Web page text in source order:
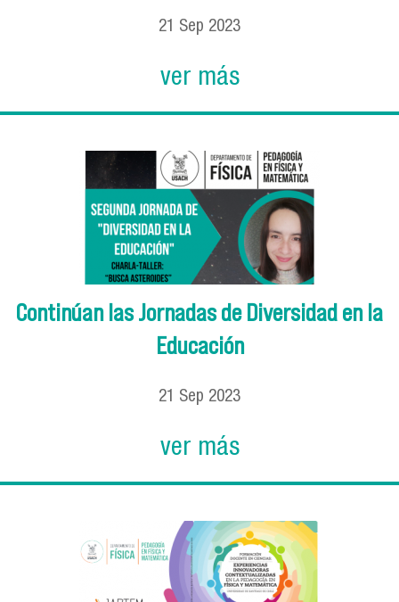
21 Sep 2023
ver más
Continúan las Jornadas de Diversidad en la
Educación
21 Sep 2023
ver más